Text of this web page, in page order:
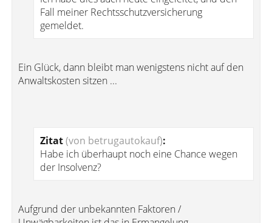
Fall meiner Rechtsschutzversicherung
gemeldet.
Ein Glück, dann bleibt man wenigstens nicht auf den
Anwaltskosten sitzen ...
Zitat(von betrugautokauf):
Habe ich überhaupt noch eine Chance wegen
der Insolvenz?
Aufgrund der unbekannten Faktoren /